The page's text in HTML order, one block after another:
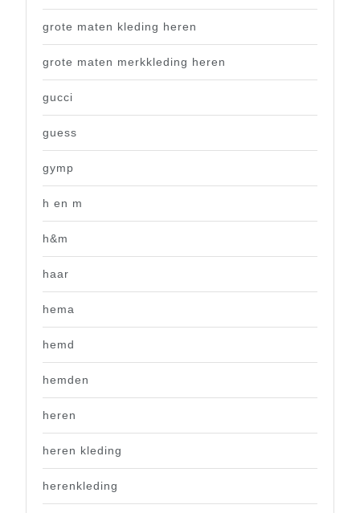
grote maten kleding heren
grote maten merkkleding heren
gucci
guess
gymp
h en m
h&m
haar
hema
hemd
hemden
heren
heren kleding
herenkleding